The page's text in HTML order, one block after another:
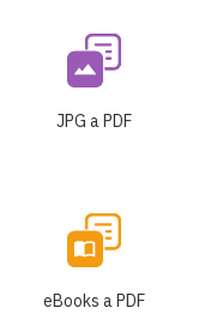
JPG a PDF
eBooks a PDF